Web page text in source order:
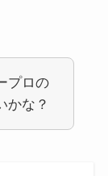
プロの
かな？